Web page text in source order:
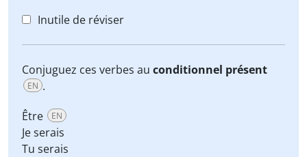
Inutile de réviser
Conjuguez ces verbes au conditionnel présent
EN .
Être
EN
Je serais
Tu serais